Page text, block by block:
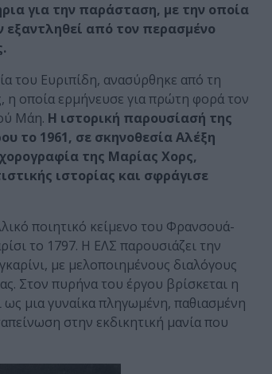
για την παράσταση, με την οποία
εξαντληθεί από τον περασμένο
του Ευριπίδη, ανασύρθηκε από τη
η οποία ερμήνευσε για πρώτη φορά τον
Μάη. Η ιστορική παρουσίασή της
το 1961, σε σκηνοθεσία Αλέξη
της Μαρίας Χορς,
ιστορίας και σφράγισε
ποιητικό κείμενο του Φρανσουά-
το 1797. Η ΕΛΣ παρουσιάζει την
με μελοποιημένους διαλόγους
Στον πυρήνα του έργου βρίσκεται η
μια γυναίκα πληγωμένη, παθιασμένη
στην εκδικητική μανία που